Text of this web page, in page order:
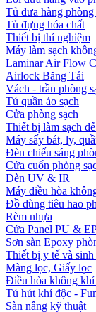
Tủ đưa hàng phòng
Tủ đựng hóa chất
Thiết bị thí nghiệm
Máy làm sạch
Laminar Air Flow
Airlock Băng Tải
Vách - trần phòng
Tủ quần áo sạch
Cửa phòng sạch
Thiết bị làm sạch
Máy sấy bát, ly,
Đèn chiếu sáng
Cửa cuốn phòng
Đèn UV & IR
Máy điều hòa
Đồ dùng tiêu hao
Rèm nhựa
Cửa Panel PU &
Sơn sàn Epoxy
Thiết bị y tế và sinh
Màng lọc, Giấy lọc
Điều hòa không khí
Tủ hút khí độc -
Sàn nâng kỹ thuật